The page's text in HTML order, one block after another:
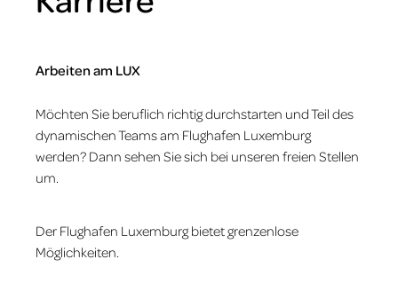
Arbeiten am LUX
Möchten Sie beruflich richtig durchstarten und Teil des
dynamischen Teams am Flughafen Luxemburg
werden? Dann sehen Sie sich bei unseren freien Stellen
um.
Der Flughafen Luxemburg bietet grenzenlose
Möglichkeiten.